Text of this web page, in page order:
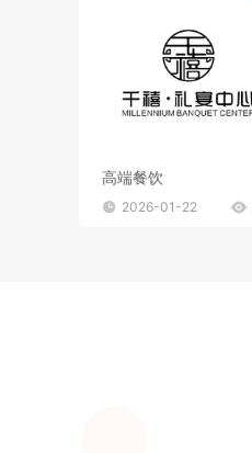
高端餐饮
2026-01-22